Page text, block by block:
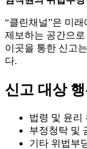
“클린채널”은 미
제보하는 공간으로
이곳을 통한 신고
다.
신고 대상 행
법령 및 윤리
부정청탁 및
기타 위법부